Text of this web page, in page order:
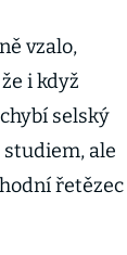
vzalo,
i když
selský
ale
řetězec